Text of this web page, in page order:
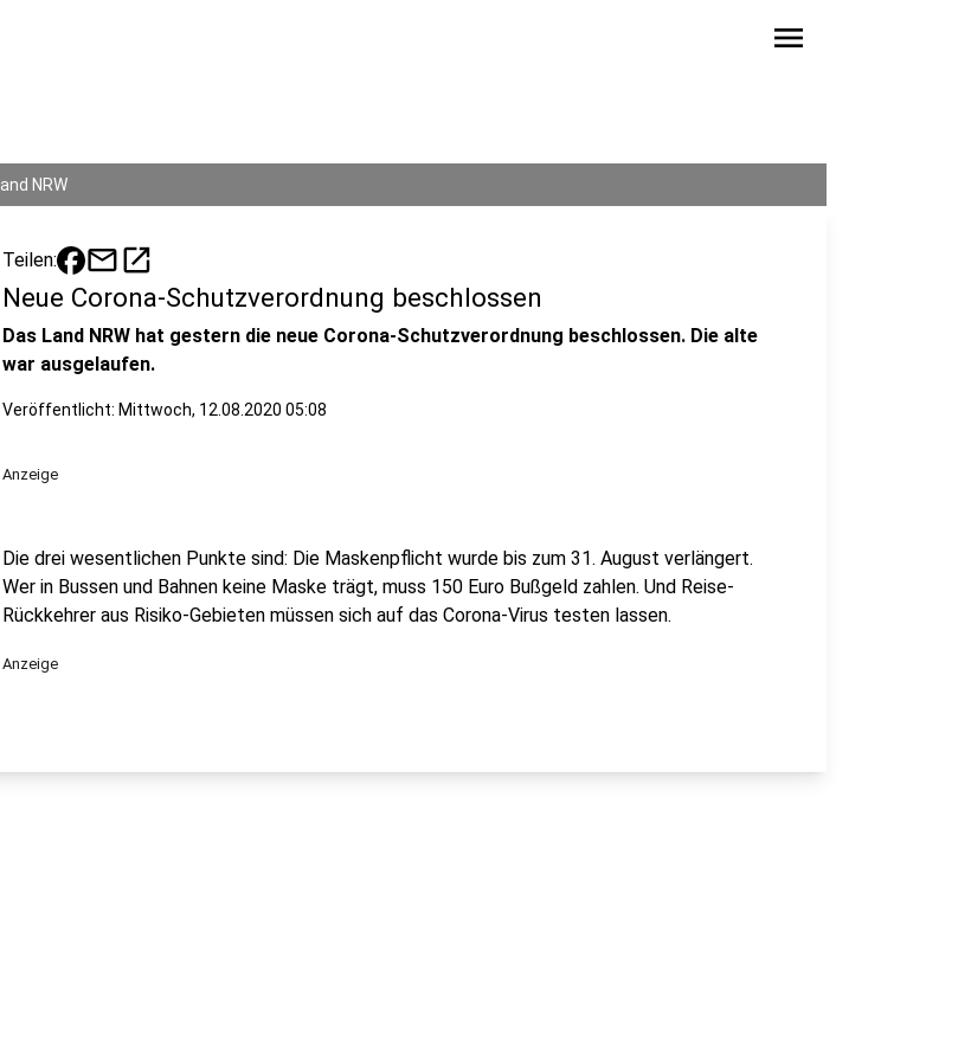
menu
Land NRW
Teilen: mailopen_in_new
Neue Corona-Schutzverordnung beschlossen
Das Land NRW hat gestern die neue Corona-Schutzverordnung beschlossen. Die alte
war ausgelaufen.
Veröffentlicht: Mittwoch, 12.08.2020 05:08
Anzeige
Die drei wesentlichen Punkte sind: Die Maskenpflicht wurde bis zum 31. August verlängert.
Wer in Bussen und Bahnen keine Maske trägt, muss 150 Euro Bußgeld zahlen. Und Reise-
Rückkehrer aus Risiko-Gebieten müssen sich auf das Corona-Virus testen lassen.
Anzeige